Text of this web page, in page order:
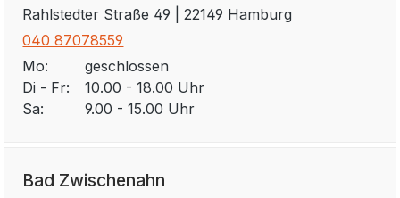
Rahlstedter Straße 49 | 22149 Hamburg
040 87078559
Mo:
geschlossen
Di - Fr:
10.00 - 18.00 Uhr
Sa:
9.00 - 15.00 Uhr
Bad Zwischenahn